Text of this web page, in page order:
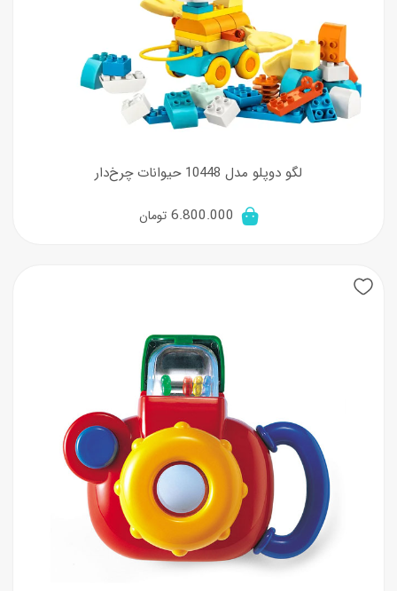
لگو دوپلو مدل 10448 حیوانات چرخ‌دار
6.800.000 تومان